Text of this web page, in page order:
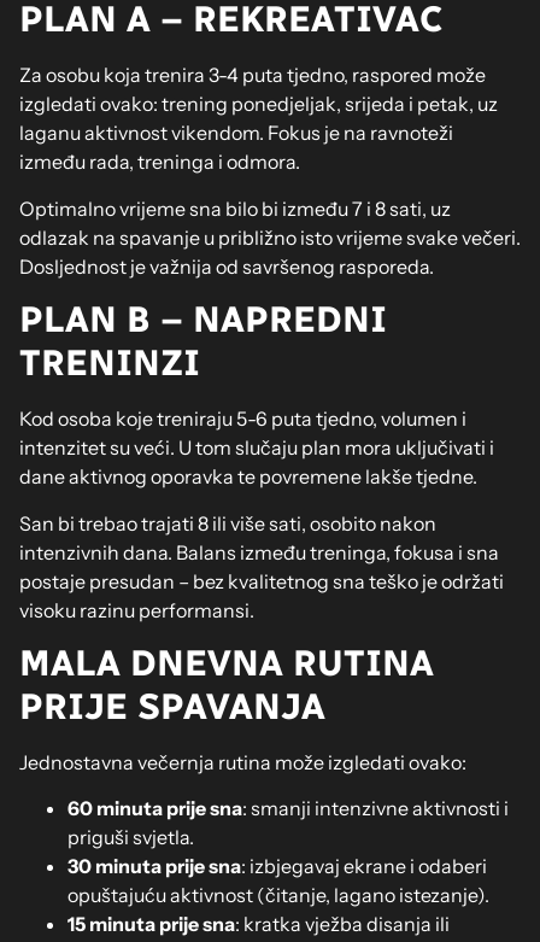
PLAN A – REKREATIVAC
Za osobu koja trenira 3-4 puta tjedno, raspored može
izgledati ovako: trening ponedjeljak, srijeda i petak, uz
laganu aktivnost vikendom. Fokus je na ravnoteži
između rada, treninga i odmora.
Optimalno vrijeme sna bilo bi između 7 i 8 sati, uz
odlazak na spavanje u približno isto vrijeme svake večeri.
Dosljednost je važnija od savršenog rasporeda.
PLAN B – NAPREDNI
TRENINZI
Kod osoba koje treniraju 5-6 puta tjedno, volumen i
intenzitet su veći. U tom slučaju plan mora uključivati i
dane aktivnog oporavka te povremene lakše tjedne.
San bi trebao trajati 8 ili više sati, osobito nakon
intenzivnih dana. Balans između treninga, fokusa i sna
postaje presudan – bez kvalitetnog sna teško je održati
visoku razinu performansi.
MALA DNEVNA RUTINA
PRIJE SPAVANJA
Jednostavna večernja rutina može izgledati ovako:
60 minuta prije sna: smanji intenzivne aktivnosti i
priguši svjetla.
30 minuta prije sna: izbjegavaj ekrane i odaberi
opuštajuću aktivnost (čitanje, lagano istezanje).
15 minuta prije sna: kratka vježba disanja ili